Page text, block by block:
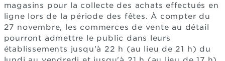
magasins pour la collecte des achats effectués en
ligne lors de la période des fêtes. À compter du
27 novembre, les commerces de vente au détail
pourront admettre le public dans leurs
établissements jusqu'à 22 h (au lieu de 21 h) du